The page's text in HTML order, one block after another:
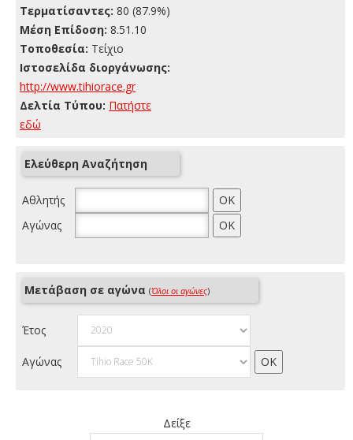
Τερματίσαντες: 80 (87.9%)
Μέση Επίδοση: 8.51.10
Τοποθεσία: Τείχιο
Ιστοσελίδα διοργάνωσης:
http://www.tihiorace.gr
Δελτία Τύπου: Πατήστε
εδώ
Ελεύθερη Αναζήτηση
Αθλητής
Αγώνας
Μετάβαση σε αγώνα (Όλοι οι αγώνες)
Έτος
Αγώνας
Δείξε